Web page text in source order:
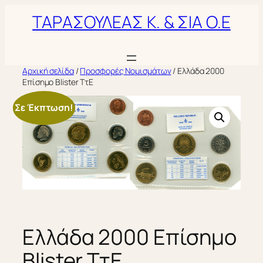
ΤΑΡΑΣΟΥΛΕΑΣ Κ. & ΣΙΑ Ο.Ε
Αρχική σελίδα/Προσφορές Νομισμάτων/ Ελλάδα 2000
Επίσημο Blister ΤτΕ
Σε Έκπτωση!
Ελλάδα 2000 Επίσημο